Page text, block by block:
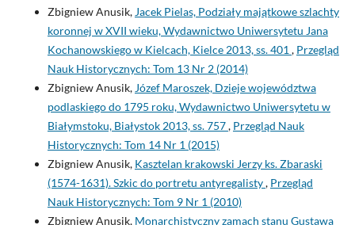
Zbigniew Anusik, Jacek Pielas, Podziały majątkowe szlachty
koronnej w XVII wieku, Wydawnictwo Uniwersytetu Jana
Kochanowskiego w Kielcach, Kielce 2013, ss. 401 , Przegląd
Nauk Historycznych: Tom 13 Nr 2 (2014)
Zbigniew Anusik, Józef Maroszek, Dzieje województwa
podlaskiego do 1795 roku, Wydawnictwo Uniwersytetu w
Białymstoku, Białystok 2013, ss. 757, Przegląd Nauk
Historycznych: Tom 14 Nr 1 (2015)
Zbigniew Anusik, Kasztelan krakowski Jerzy ks. Zbaraski
(1574-1631). Szkic do portretu antyregalisty, Przegląd
Nauk Historycznych: Tom 9 Nr 1 (2010)
Zbigniew Anusik, Monarchistyczny zamach stanu Gustawa